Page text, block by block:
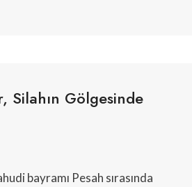
Silahın Gölgesinde
bayramı Pesah sırasında